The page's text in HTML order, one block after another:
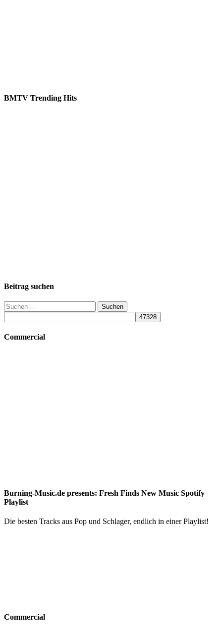
BMTV Trending Hits
Beitrag suchen
Suchen
nach:
Commercial
Burning-Music.de presents: Fresh Finds New Music Spotify
Playlist
Die besten Tracks aus Pop und Schlager, endlich in einer Playlist!
Commercial